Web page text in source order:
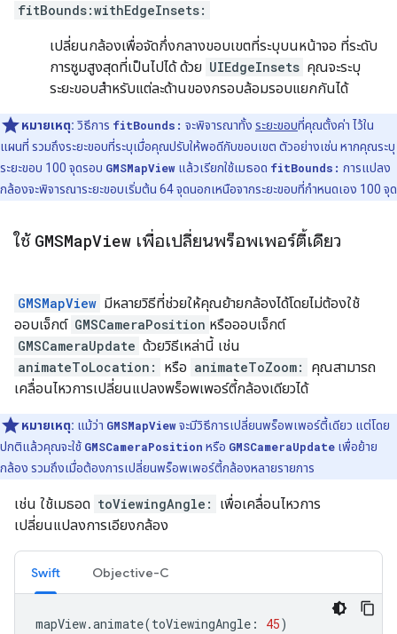
fitBounds:withEdgeInsets:
เปลี่ยนกล้องเพื่อจัดกึ่งกลางขอบเขตที่ระบุบนหน้าจอ ที่ระดับ
การซูมสูงสุดที่เป็นไปได้ ด้วย UIEdgeInsets คุณจะระบุ
ระยะขอบสำหรับแต่ละด้านของกรอบล้อมรอบแยกกันได้
หมายเหตุ: วิธีการ fitBounds: จะพิจารณาทั้ง ระยะขอบที่คุณตั้งค่า ไว้ใน
แผนที่ รวมถึงระยะขอบที่ระบุเมื่อคุณปรับให้พอดีกับขอบเขต ตัวอย่างเช่น หากคุณระบุ
ระยะขอบ 100 จุดรอบ GMSMapView แล้วเรียกใช้เมธอด fitBounds: การแปลง
กล้องจะพิจารณาระยะขอบเริ่มต้น 64 จุดนอกเหนือจากระยะขอบที่กำหนดเอง 100 จุด
ใช้ GMSMapView เพื่อเปลี่ยนพร็อพเพอร์ตี้เดียว
GMSMapView มีหลายวิธีที่ช่วยให้คุณย้ายกล้องได้โดยไม่ต้องใช้
ออบเจ็กต์ GMSCameraPosition หรือออบเจ็กต์
GMSCameraUpdate ด้วยวิธีเหล่านี้ เช่น
animateToLocation:
หรือ animateToZoom:
คุณสามารถ
เคลื่อนไหวการเปลี่ยนแปลงพร็อพเพอร์ตี้กล้องเดียวได้
หมายเหตุ: แม้ว่า GMSMapViewจะมีวิธีการเปลี่ยนพร็อพเพอร์ตี้เดียว แต่โดย
ปกติแล้วคุณจะใช้ GMSCameraPosition หรือ GMSCameraUpdate เพื่อย้าย
กล้อง รวมถึงเมื่อต้องการเปลี่ยนพร็อพเพอร์ตี้กล้องหลายรายการ
เช่น ใช้เมธอด toViewingAngle:
เพื่อเคลื่อนไหวการ
เปลี่ยนแปลงการเอียงกล้อง
Swift Objective-C
mapView.animate(toViewingAngle : 45)